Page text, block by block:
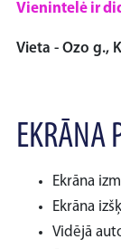
Vienintelė ir
Vieta - Ozo g.,
EKRĀNA
Ekrāna
Ekrāna
Vidējā